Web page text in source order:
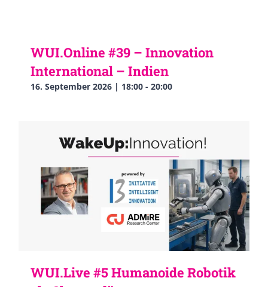
WUI.Online #39 – Innovation
International – Indien
16. September 2026 | 18:00 - 20:00
WUI.Live #5 Humanoide Robotik